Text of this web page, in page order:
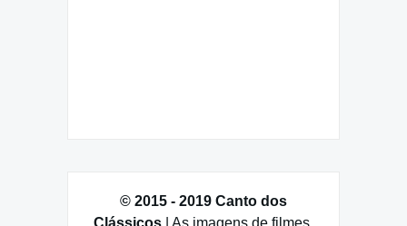
© 2015 - 2019 Canto dos
Clássicos | As imagens de filmes,